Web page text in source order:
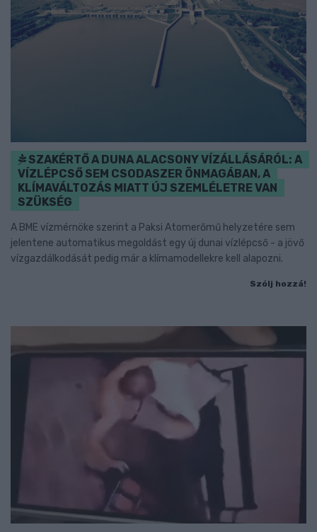
SZAKÉRTŐ A DUNA ALACSONY VÍZÁLLÁSÁRÓL: A
VÍZLÉPCSŐ SEM CSODASZER ÖNMAGÁBAN, A
KLÍMAVÁLTOZÁS MIATT ÚJ SZEMLÉLETRE VAN
SZÜKSÉG
A BME vízmérnöke szerint a Paksi Atomerőmű helyzetére sem
jelentene automatikus megoldást egy új dunai vízlépcső - a jövő
vízgazdálkodását pedig már a klímamodellekre kell alapozni.
Szólj hozzá!